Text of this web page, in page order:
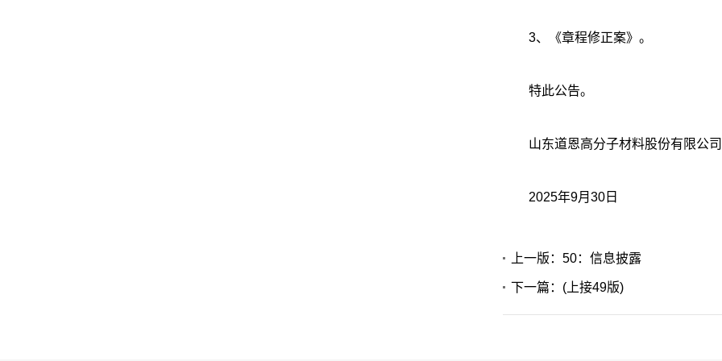
3、《章程修正案》。
特此公告。
山东道恩高分子材料股份有限公
2025年9月30日
上一版：50：信息披露
下一篇：(上接49版)